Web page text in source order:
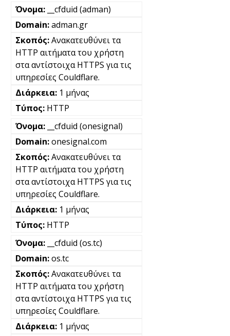
__cfduid (adman)
adman.gr
Ανακατευθύνει τα
HTTP αιτήματα του χρήστη
στα αντίστοιχα HTTPS για τις
υπηρεσίες Couldflare.
1 μήνας
HTTP
__cfduid (onesignal)
onesignal.com
Ανακατευθύνει τα
HTTP αιτήματα του χρήστη
στα αντίστοιχα HTTPS για τις
υπηρεσίες Couldflare.
1 μήνας
HTTP
__cfduid (os.tc)
os.tc
Ανακατευθύνει τα
HTTP αιτήματα του χρήστη
στα αντίστοιχα HTTPS για τις
υπηρεσίες Couldflare.
1 μήνας